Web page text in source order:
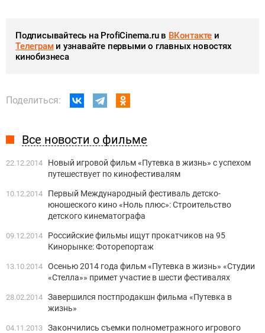
Подписывайтесь на ProfiCinema.ru в ВКонтакте и
Телеграми узнавайте первыми о главных новостях
кинобизнеса
Поделиться:
Все новости о фильме
22.12.2014
Новый игровой фильм «Путевка в жизнь» с успехом
путешествует по кинофестивалям
10.12.2014
Первый Международный фестиваль детско-
юношеского кино «Ноль плюс»: Строительство
детского кинематографа
09.12.2014
Российские фильмы ищут прокатчиков на 95
Кинорынке: Фоторепортаж
13.10.2014 Осенью 2014 года фильм «Путевка в жизнь» «Студии
«Стелла»» примет участие в шести фестивалях
28.02.2014 Завершился постпродакшн фильма «Путевка в
жизнь»
04.11.2013 Закончились съемки полнометражного игрового